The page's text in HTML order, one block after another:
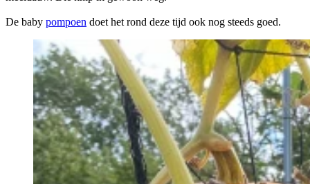
De baby pompoen doet het rond deze tijd ook nog steeds goed.